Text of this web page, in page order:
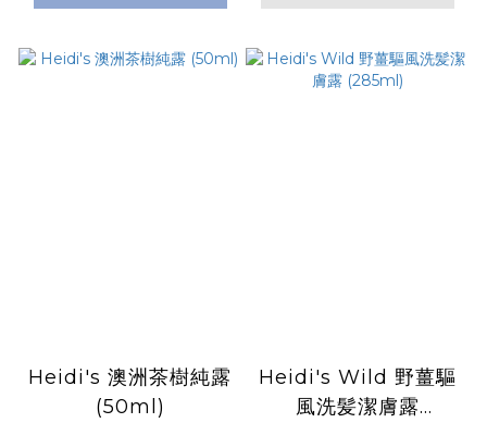
Heidi's 澳洲茶樹純露
(50ml)
Heidi's Wild 野薑驅
風洗髪潔膚露